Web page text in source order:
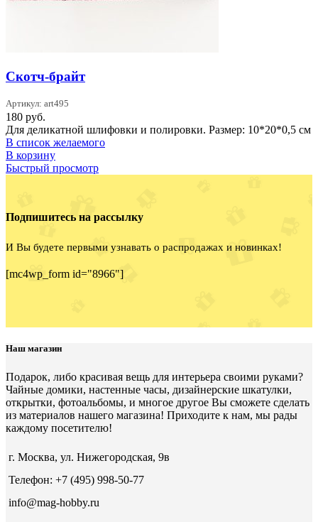
Скотч-брайт
Артикул: art495
180 руб.
Для деликатной шлифовки и полировки. Размер: 10*20*0,5 см
В список желаемого
В корзину
Быстрый просмотр
Подпишитесь на рассылку
И Вы будете первыми узнавать о распродажах и новинках!
[mc4wp_form id="8966"]
Наш магазин
Подарок, либо красивая вещь для интерьера своими руками?
Чайные домики, настенные часы, дизайнерские шкатулки,
открытки, фотоальбомы, и многое другое Вы сможете сделать
из материалов нашего магазина! Приходите к нам, мы рады
каждому посетителю!
г. Москва, ул. Нижегородская, 9в
Телефон: +7 (495) 998-50-77
info@mag-hobby.ru